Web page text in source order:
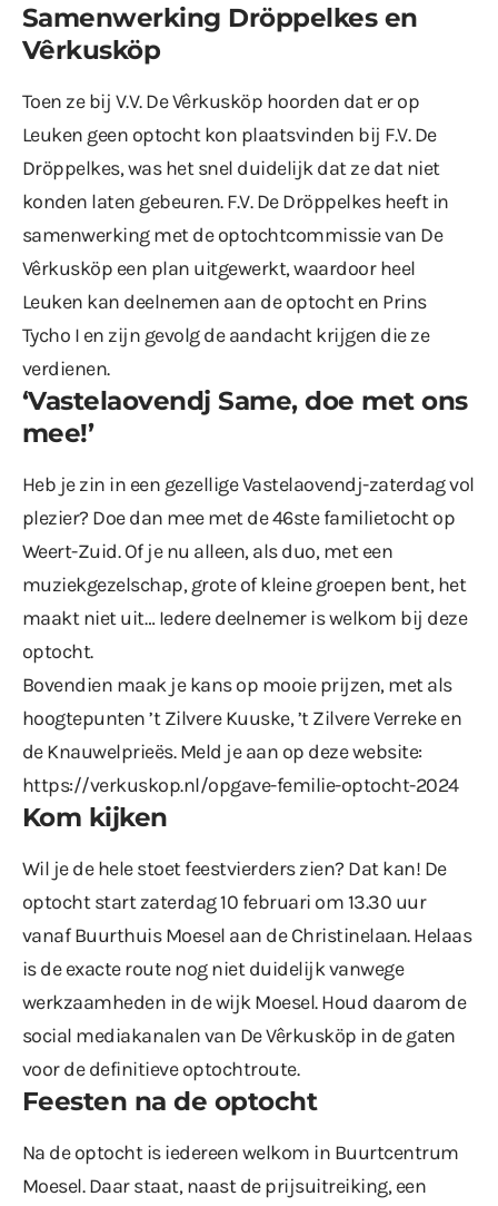
Samenwerking Dröppelkes en
Vêrkusköp
Toen ze bij V.V. De Vêrkusköp hoorden dat er op
Leuken geen optocht kon plaatsvinden bij F.V. De
Dröppelkes, was het snel duidelijk dat ze dat niet
konden laten gebeuren. F.V. De Dröppelkes heeft in
samenwerking met de optochtcommissie van De
Vêrkusköp een plan uitgewerkt, waardoor heel
Leuken kan deelnemen aan de optocht en Prins
Tycho I en zijn gevolg de aandacht krijgen die ze
verdienen.
‘Vastelaovendj Same, doe met ons
mee!’
Heb je zin in een gezellige Vastelaovendj-zaterdag vol
plezier? Doe dan mee met de 46ste familietocht op
Weert-Zuid. Of je nu alleen, als duo, met een
muziekgezelschap, grote of kleine groepen bent, het
maakt niet uit… Iedere deelnemer is welkom bij deze
optocht.
Bovendien maak je kans op mooie prijzen, met als
hoogtepunten ’t Zilvere Kuuske, ’t Zilvere Verreke en
de Knauwelprieës. Meld je aan op deze website:
https://verkuskop.nl/opgave-femilie-optocht-2024
Kom kijken
Wil je de hele stoet feestvierders zien? Dat kan! De
optocht start zaterdag 10 februari om 13.30 uur
vanaf Buurthuis Moesel aan de Christinelaan. Helaas
is de exacte route nog niet duidelijk vanwege
werkzaamheden in de wijk Moesel. Houd daarom de
social mediakanalen van De Vêrkusköp in de gaten
voor de definitieve optochtroute.
Feesten na de optocht
Na de optocht is iedereen welkom in Buurtcentrum
Moesel. Daar staat, naast de prijsuitreiking, een